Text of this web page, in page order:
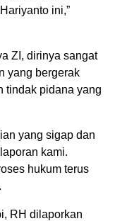
ini,”
ZI, dirinya sangat
yang bergerak
tindak pidana yang
yang sigap dan
kami.
hukum terus
RH dilaporkan